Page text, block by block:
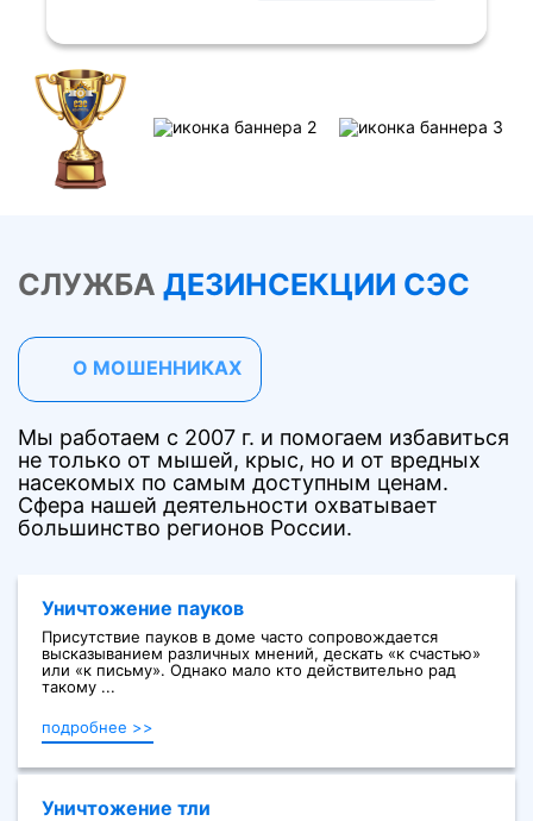
СЛУЖБА ДЕЗИНСЕКЦИИ СЭС
О МОШЕННИКАХ
Мы работаем с 2007 г. и помогаем избавиться
не только от мышей, крыс, но и от вредных
насекомых по самым доступным ценам.
Сфера нашей деятельности охватывает
большинство регионов России.
Уничтожение пауков
Присутствие пауков в доме часто сопровождается
высказыванием различных мнений, дескать «к счастью»
или «к письму». Однако мало кто действительно рад
такому ...
подробнее >>
Уничтожение тли